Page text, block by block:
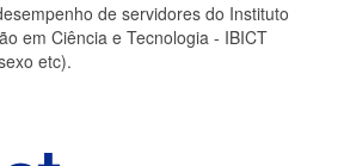
de servidores do Instituto
em Ciência e Tecnologia - IBICT
etc).